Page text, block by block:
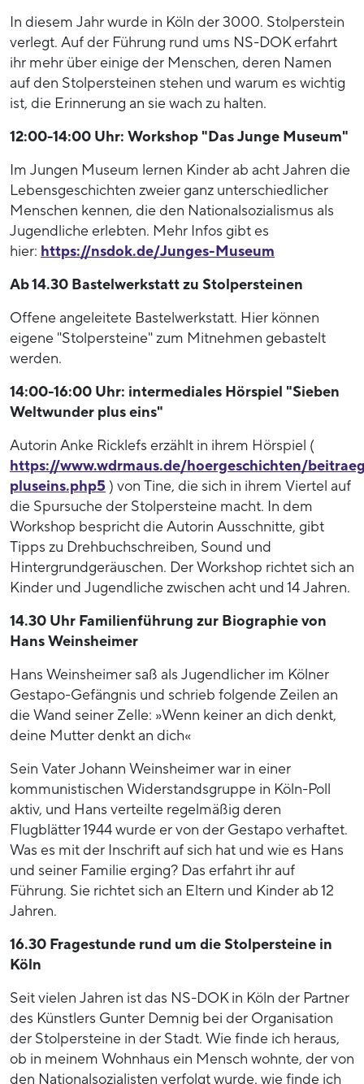
In diesem Jahr wurde in Köln der 3000. Stolperstein
verlegt. Auf der Führung rund ums NS-DOK erfahrt
ihr mehr über einige der Menschen, deren Namen
auf den Stolpersteinen stehen und warum es wichtig
ist, die Erinnerung an sie wach zu halten.
12:00-14:00 Uhr: Workshop "Das Junge Museum"
Im Jungen Museum lernen Kinder ab acht Jahren die
Lebensgeschichten zweier ganz unterschiedlicher
Menschen kennen, die den Nationalsozialismus als
Jugendliche erlebten. Mehr Infos gibt es
hier: https://nsdok.de/Junges-Museum
Ab 14.30 Bastelwerkstatt zu Stolpersteinen
Offene angeleitete Bastelwerkstatt. Hier können
eigene "Stolpersteine" zum Mitnehmen gebastelt
werden.
14:00-16:00 Uhr: intermediales Hörspiel "Sieben
Weltwunder plus eins"
Autorin Anke Ricklefs erzählt in ihrem Hörspiel (
https://www.wdrmaus.de/hoergeschichten/
pluseins.php5 ) von Tine, die sich in ihrem Viertel auf
die Spursuche der Stolpersteine macht. In dem
Workshop bespricht die Autorin Ausschnitte, gibt
Tipps zu Drehbuchschreiben, Sound und
Hintergrundgeräuschen. Der Workshop richtet sich an
Kinder und Jugendliche zwischen acht und 14 Jahren.
14.30 Uhr Familienführung zur Biographie von
Hans Weinsheimer
Hans Weinsheimer saß als Jugendlicher im Kölner
Gestapo-Gefängnis und schrieb folgende Zeilen an
die Wand seiner Zelle: »Wenn keiner an dich denkt,
deine Mutter denkt an dich«
Sein Vater Johann Weinsheimer war in einer
kommunistischen Widerstandsgruppe in Köln-Poll
aktiv, und Hans verteilte regelmäßig deren
Flugblätter 1944 wurde er von der Gestapo verhaftet.
Was es mit der Inschrift auf sich hat und wie es Hans
und seiner Familie erging? Das erfahrt ihr auf
Führung. Sie richtet sich an Eltern und Kinder ab 12
Jahren.
16.30 Fragestunde rund um die Stolpersteine in
Köln
Seit vielen Jahren ist das NS-DOK in Köln der Partner
des Künstlers Gunter Demnig bei der Organisation
der Stolpersteine in der Stadt. Wie finde ich heraus,
ob in meinem Wohnhaus ein Mensch wohnte, der von
den Nationalsozialisten verfolgt wurde, wie finde ich